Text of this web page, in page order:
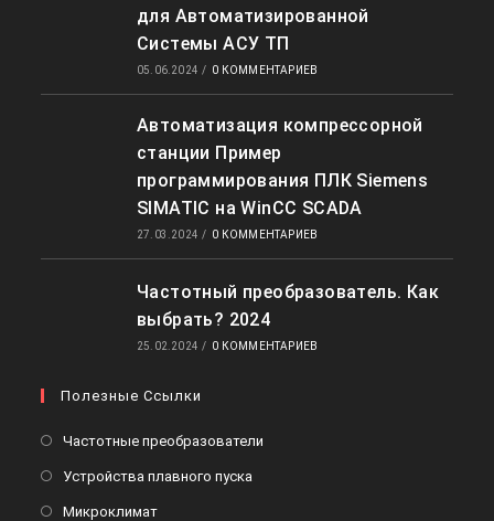
для Автоматизированной
Системы АСУ ТП
05.06.2024 / 0 КОММЕНТАРИЕВ
Автоматизация компрессорной
станции Пример
программирования ПЛК Siemens
SIMATIC на WinCC SCADA
27.03.2024 / 0 КОММЕНТАРИЕВ
Частотный преобразователь. Как
выбрать? 2024
25.02.2024 / 0 КОММЕНТАРИЕВ
Полезные Ссылки
Частотные преобразователи
Устройства плавного пуска
Микроклимат